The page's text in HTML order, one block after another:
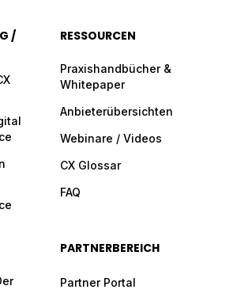
/ RESSOURCEN
Praxishandbücher &
Whitepaper
Anbieterübersichten
Webinare / Videos
CX Glossar
FAQ
PARTNERBEREICH
Partner Portal